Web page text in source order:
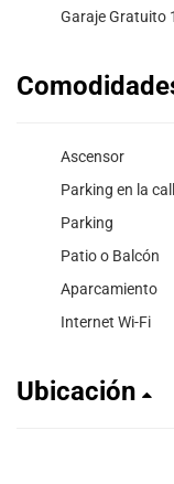
Garaje Gratuito 1
Ascensor
Parking en la
Parking
Patio o Balcón
Aparcamiento
Internet Wi-Fi
Ubicación